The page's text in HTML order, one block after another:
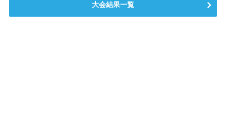
大会結果一覧